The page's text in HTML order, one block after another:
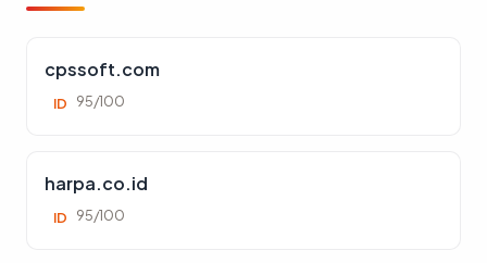
cpssoft.com
ID 95/100
harpa.co.id
ID 95/100